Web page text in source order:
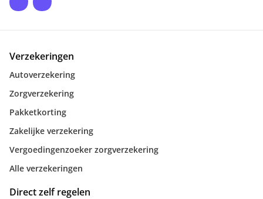
Verzekeringen
Autoverzekering
Zorgverzekering
Pakketkorting
Zakelijke verzekering
Vergoedingenzoeker zorgverzekering
Alle verzekeringen
Direct zelf regelen